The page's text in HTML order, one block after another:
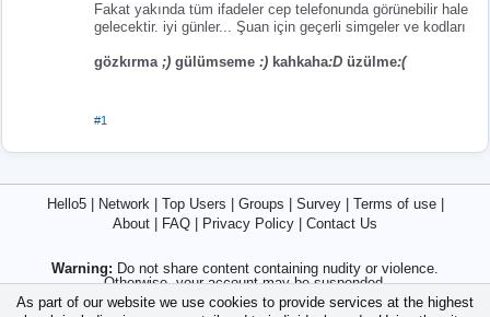
Fakat yakında tüm ifadeler cep telefonunda görünebilir hale
gelecektir. iyi günler... Şuan için geçerli simgeler ve kodları
gözkırma;) gülümseme :) kahkaha:D üzülme:(
#1
Hello5| Network| Top Users Groups Survey| Terms of use|
About
FAQ Privacy Policy Contact Us
Warning: Do not share content containing nudity or violence.
Otherwise, your account may be suspended.
Caution:Never share your bank account, credit card, password, or
As part of our website we use cookies to provide services at the highest